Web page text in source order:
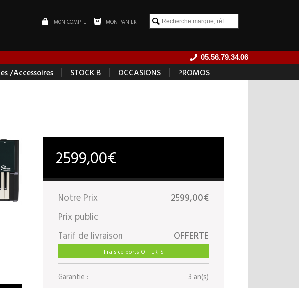
MON PANIER
MON COMPTE
05.56.79.34.06
/Accessoires | STOCK B | OCCASIONS | PROMOS
2599,00€
Notre Prix
2599,00€
Prix public
Tarif de livraison
OFFERTE
Frais de ports OFFERTS
Garantie : 3 an(s)